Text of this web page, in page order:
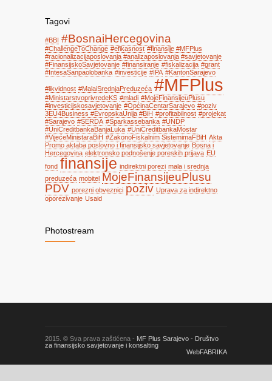
Tagovi
#BBI #BosnaiHercegovina
#ChallengeToChange #efikasnost #finansije #MFPlus
#racionalizacijaposlovanja #analizaposlovanja #savjetovanje
#FinansijskoSavjetovanje #finansiranje #fiskalizacija #grant
#IntesaSanpaolobanka #investicije #IPA #KantonSarajevo
#likvidnost #MalaiSrednjaPreduzeća #MFPlus
#MinistarstvoprivredeKS #mladi #MojeFinansijeuPlusu
#investicijskosavjetovanje #OpćinaCentarSarajevo #poziv
3EU4Business #EvropskaUnija #BiH #profitabilnost #projekat
#Sarajevo #SERDA #Sparkassebanka #UNDP
#UniCreditbankaBanjaLuka #UniCreditbankaMostar
#VijećeMinistaraBiH #ZakonoFiskalnim SistemimaFBiH Akta
Promo aktaba poslovno i finansijsko savjetovanje Bosna i
Hercegovina elektronsko podnošenje poreskih prijava EU
fond finansije indirektni porezi mala i srednja
preduzeća mobitel MojeFinansijeuPlusu
PDV porezni obveznici poziv Uprava za indirektno
oporezivanje Usaid
Photostream
2015. © Sva prava zaštićena - MF Plus Sarajevo - Društvo
za finansijsko savjetovanje i konsalting
WebFABRIKA